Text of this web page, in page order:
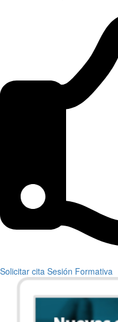
Solicitar cita Sesión Formativa